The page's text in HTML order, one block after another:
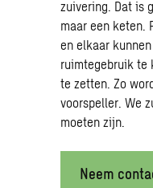
zuivering. Dat is
maar een keten.
en elkaar
ruimtegebruik te
te zetten. Zo
voorspeller. We
moeten zijn.
Neem